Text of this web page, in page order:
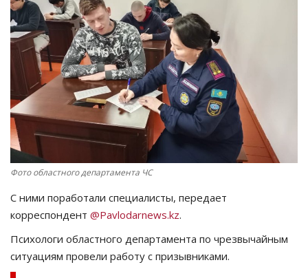
СПОРТ
Чек-лист
РАЗВЛЕЧЕНИЯ
OFFICIAL
Курултай
Язык
Қазақша Русский
Фото областного департамента ЧС
С ними поработали специалисты, передает
корреспондент @Pavlodarnews.kz.
Психологи областного департамента по чрезвычайным
ситуациям провели работу с призывниками.